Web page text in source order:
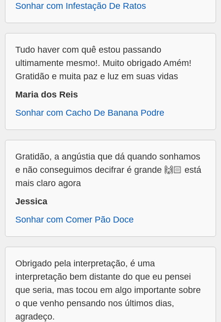
Sonhar com Infestação De Ratos
Tudo haver com quê estou passando
ultimamente mesmo!. Muito obrigado Amém!
Gratidão e muita paz e luz em suas vidas
Maria dos Reis
Sonhar com Cacho De Banana Podre
Gratidão, a angústia que dá quando sonhamos
e não conseguimos decifrar é grande 🙌🏻 está
mais claro agora
Jessica
Sonhar com Comer Pão Doce
Obrigado pela interpretação, é uma
interpretação bem distante do que eu pensei
que seria, mas tocou em algo importante sobre
o que venho pensando nos últimos dias,
agradeço.